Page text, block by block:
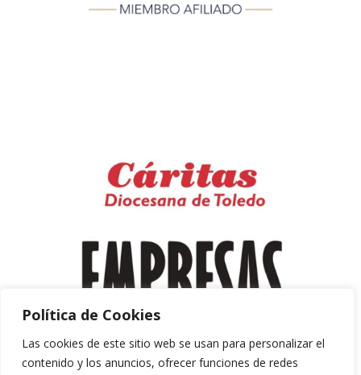
Política de Cookies
Las cookies de este sitio web se usan para personalizar el
contenido y los anuncios, ofrecer funciones de redes